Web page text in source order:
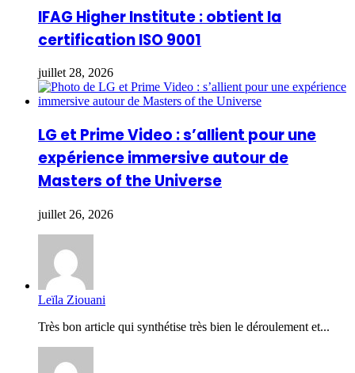
IFAG Higher Institute : obtient la
certification ISO 9001
juillet 28, 2026
LG et Prime Video : s’allient pour une
expérience immersive autour de
Masters of the Universe
juillet 26, 2026
Leïla Ziouani
Très bon article qui synthétise très bien le déroulement et...